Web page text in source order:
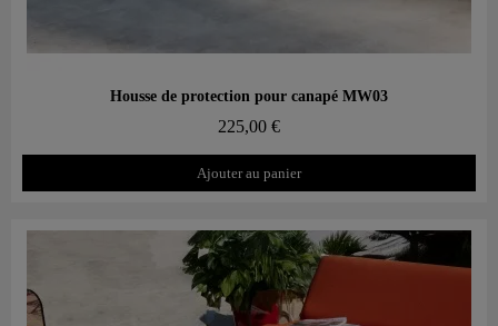
Aperçu rapide
Housse de protection pour canapé MW03
225,00 €
Ajouter au panier